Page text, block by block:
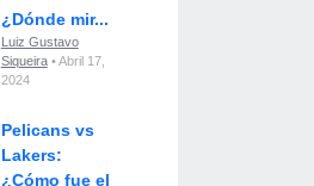
¿Dónde mir...
Luiz Gustavo
Siqueira• Abril 17,
2024
Pelicans vs
Lakers:
¿Cómo fue el